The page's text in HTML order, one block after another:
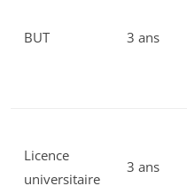
BUT 3 ans
Licence
universitaire
3 ans